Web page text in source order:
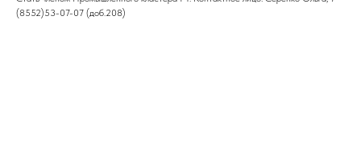
(8552)53-07-07 (доб.208)